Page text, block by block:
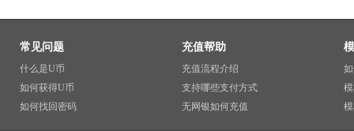
常见问题
什么是U币
如何获得U币
如何找回密码
充值帮助
充值流程介绍
支持哪些支付方式
无网银如何充值